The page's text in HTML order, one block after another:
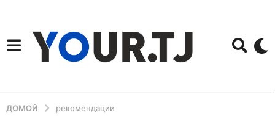
ДОМОЙ рекомендации